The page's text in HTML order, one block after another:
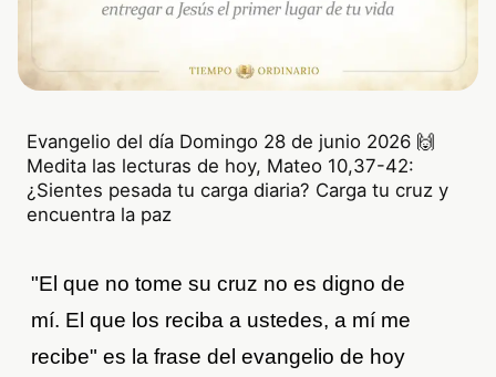
Evangelio del día Domingo 28 de junio 2026 🙌
Medita las lecturas de hoy, Mateo 10,37-42:
¿Sientes pesada tu carga diaria? Carga tu cruz y
encuentra la paz
"El que no tome su cruz no es digno de
mí. El que los reciba a ustedes, a mí me
recibe" es la frase del evangelio de hoy